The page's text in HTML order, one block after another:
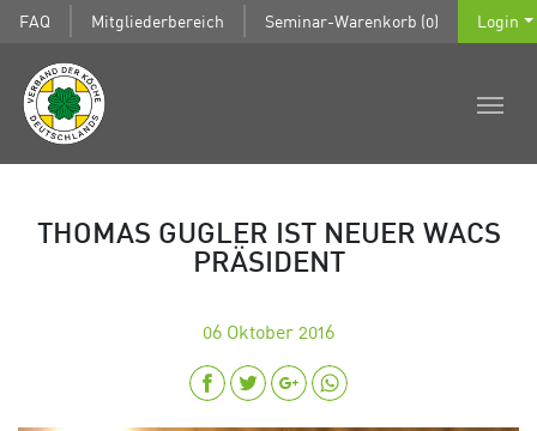
FAQ Mitgliederbereich Seminar-Warenkorb (0) Login
THOMAS GUGLER IST NEUER WACS
PRÄSIDENT
06 Oktober 2016